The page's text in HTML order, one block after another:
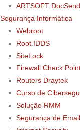
ARTSOFT DocSend
Segurança Informática
Webroot
Root.IDDS
SiteLock
Firewall Check Point
Routers Draytek
Curso de
Solução RMM
Segurança de Email